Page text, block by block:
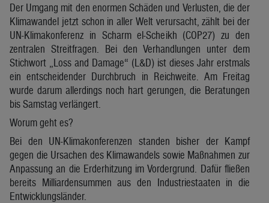
Der Umgang mit den enormen Schäden und Verlusten, die der
Klimawandel jetzt schon in aller Welt verursacht, zählt bei der
UN-Klimakonferenz in Scharm el-Scheikh (COP27) zu den
zentralen Streitfragen. Bei den Verhandlungen unter dem
Stichwort „Loss and Damage“ (L&D) ist dieses Jahr erstmals
ein entscheidender Durchbruch in Reichweite. Am Freitag
wurde darum allerdings noch hart gerungen, die Beratungen
bis Samstag verlängert.
Worum geht es?
Bei den UN-Klimakonferenzen standen bisher der Kampf
gegen die Ursachen des Klimawandels sowie Maßnahmen zur
Anpassung an die Erderhitzung im Vordergrund. Dafür fließen
bereits Milliardensummen aus den Industriestaaten in die
Entwicklungsländer.